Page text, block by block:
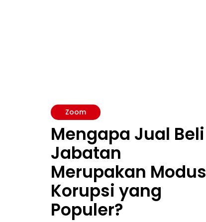
Zoom
Mengapa Jual Beli
Jabatan
Merupakan Modus
Korupsi yang
Populer?